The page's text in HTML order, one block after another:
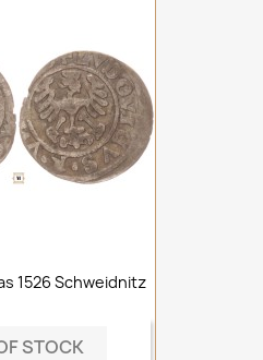
1526 Schweidnitz
STOCK